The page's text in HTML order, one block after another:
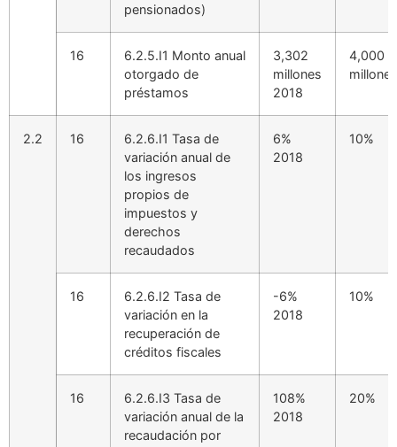
pensionados)
16
6.2.5.I1 Monto anual
otorgado de
préstamos
3,302
millones
2018
4,000
millones
2.2 16
6.2.6.I1 Tasa de
variación anual de
los ingresos
propios de
impuestos y
derechos
recaudados
6%
2018
10%
16
6.2.6.I2 Tasa de
variación en la
recuperación de
créditos fiscales
-6%
2018
10%
16
6.2.6.I3 Tasa de
variación anual de la
recaudación por
108%
2018
20%